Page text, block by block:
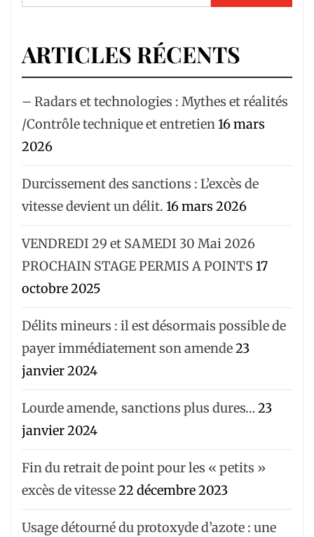
ARTICLES RÉCENTS
– Radars et technologies : Mythes et réalités
/Contrôle technique et entretien16 mars
2026
Durcissement des sanctions : L’excès de
vitesse devient un délit. 16 mars 2026
VENDREDI 29 et SAMEDI 30 Mai 2026
PROCHAIN STAGE PERMIS A POINTS 17
octobre 2025
Délits mineurs : il est désormais possible de
payer immédiatement son amende23
janvier 2024
Lourde amende, sanctions plus dures… 23
janvier 2024
Fin du retrait de point pour les « petits »
excès de vitesse22 décembre 2023
Usage détourné du protoxyde d’azote : une